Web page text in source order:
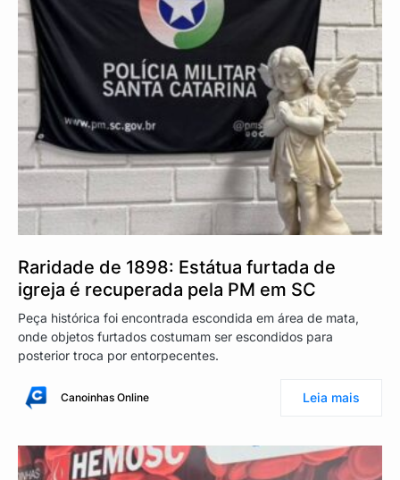
Raridade de 1898: Estátua furtada de
igreja é recuperada pela PM em SC
Peça histórica foi encontrada escondida em área de mata,
onde objetos furtados costumam ser escondidos para
posterior troca por entorpecentes.
Canoinhas Online Leia mais